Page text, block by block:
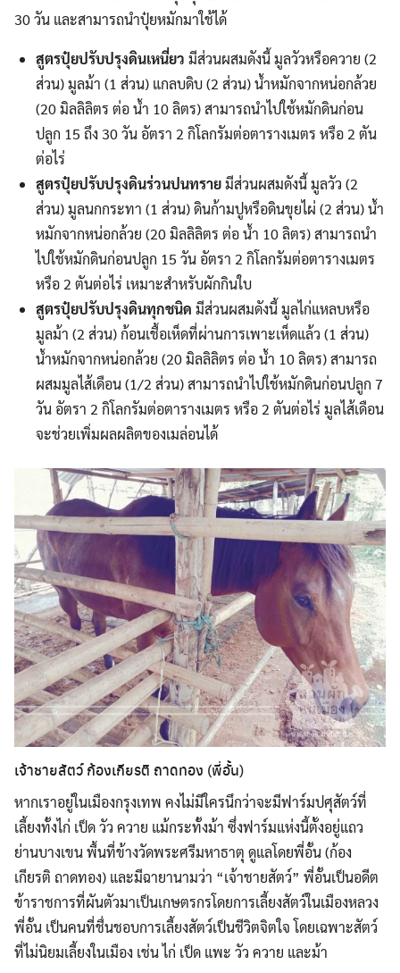
30 วัน และสามารถนำปุ๋ยหมักมาใช้ได้
สูตรปุ๋ยปรับปรุงดินเหนี่ยว มีส่วนผสมดังนี้ มูลวัวหรือควาย (2
ส่วน) มูลม้า (1 ส่วน) แกลบดิบ (2 ส่วน) น้ำหมักจากหน่อกล้วย
(20 มิลลิลิตร ต่อ น้ำ 10 ลิตร) สามารถนำไปใช้หมักดินก่อน
ปลูก 15 ถึง 30 วัน อัตรา 2 กิโลกรัมต่อตารางเมตร หรือ 2 ตัน
ต่อไร่
สูตรปุ๋ยปรับปรุงดินร่วนปนทรายมีส่วนผสมดังนี้ มูลวัว (2
ส่วน) มูลนกกระทา (1 ส่วน) ดินก้ามปูหรือดินขุยไผ่ (2 ส่วน) น้ำ
หมักจากหน่อกล้วย (20 มิลลิลิตร ต่อ น้ำ 10 ลิตร) สามารถนำ
ไปใช้หมักดินก่อนปลูก 15 วัน อัตรา 2 กิโลกรัมต่อตารางเมตร
หรือ 2 ตันต่อไร่ เหมาะสำหรับผักกินใบ
สูตรปุ๋ยปรับปรุงดินทุกชนิด มีส่วนผสมดังนี้ มูลไก่แหลบหรือ
มูลม้า (2 ส่วน) ก้อนเชื้อเห็ดที่ผ่านการเพาะเห็ดแล้ว (1 ส่วน)
น้ำหมักจากหน่อกล้วย (20 มิลลิลิตร ต่อ น้ำ 10 ลิตร) สามารถ
ผสมมูลไส้เดือน (1/2 ส่วน) สามารถนำไปใช้หมักดินก่อนปลูก 7
วัน อัตรา 2 กิโลกรัมต่อตารางเมตร หรือ 2 ตันต่อไร่ มูลไส้เดือน
จะช่วยเพิ่มผลผลิตของเมล่อนได้
เจ้าชายสัตว์ ก้องเกียรติ ถาดทอง (พี่อั้น)
หากเราอยู่ในเมืองกรุงเทพ คงไม่มีใครนึกว่าจะมีฟาร์มปศุสัตว์ที่
เลี้ยงทั้งไก่ เป็ด วัว ควาย แม้กระทั้งม้า ซึ่งฟาร์มแห่งนี้ตั้งอยู่แถว
ย่านบางเขน พื้นที่ข้างวัดพระศรีมหาธาตุ ดูแลโดยพี่อั้น (ก้อง
เกียรติ ถาดทอง) และมีฉายานามว่า “เจ้าชายสัตว์” พี่อั้นเป็นอดีต
ข้าราชการที่ผันตัวมาเป็นเกษตรกรโดยการเลี้ยงสัตว์ในเมืองหลวง
พี่อั้น เป็นคนที่ชื่นชอบการเลี้ยงสัตว์เป็นชีวิตจิตใจ โดยเฉพาะสัตว์
ที่ไม่นิยมเลี้ยงในเมือง เช่น ไก่ เป็ด แพะ วัว ควาย และม้า